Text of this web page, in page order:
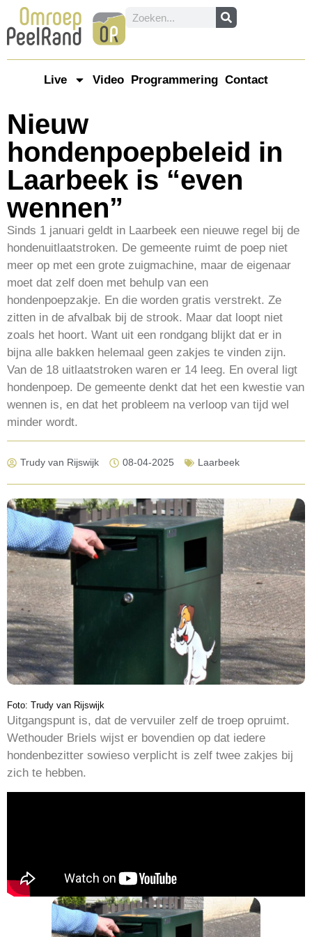
Live Video Programmering Contact
Nieuw
hondenpoepbeleid in
Laarbeek is “even
wennen”
Sinds 1 januari geldt in Laarbeek een nieuwe regel bij de
hondenuitlaatstroken. De gemeente ruimt de poep niet
meer op met een grote zuigmachine, maar de eigenaar
moet dat zelf doen met behulp van een
hondenpoepzakje. En die worden gratis verstrekt. Ze
zitten in de afvalbak bij de strook. Maar dat loopt niet
zoals het hoort. Want uit een rondgang blijkt dat er in
bijna alle bakken helemaal geen zakjes te vinden zijn.
Van de 18 uitlaatstroken waren er 14 leeg. En overal ligt
hondenpoep. De gemeente denkt dat het een kwestie van
wennen is, en dat het probleem na verloop van tijd wel
minder wordt.
Trudy van Rijswijk 08-04-2025 Laarbeek
Foto: Trudy van Rijswijk
Uitgangspunt is, dat de vervuiler zelf de troep opruimt.
Wethouder Briels wijst er bovendien op dat iedere
hondenbezitter sowieso verplicht is zelf twee zakjes bij
zich te hebben.